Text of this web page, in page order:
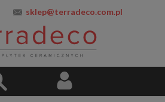
sklep@terradeco.com.pl